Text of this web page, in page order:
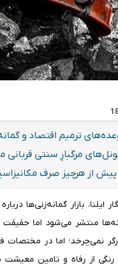
ترمیم اقتصاد و
مرگبارِ سنتی
پیش از هرچیز صرف
ایلنا، بازار گمانه‌زنی‌ها
منتشر می‌شود اما
نمی‌چرخد؛ اما در مختصات
رنگی از رفاه و تامین